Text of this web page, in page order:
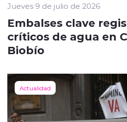
Jueves 9 de julio de 2026
Embalses clave
críticos de agua en
Biobío
Actualidad